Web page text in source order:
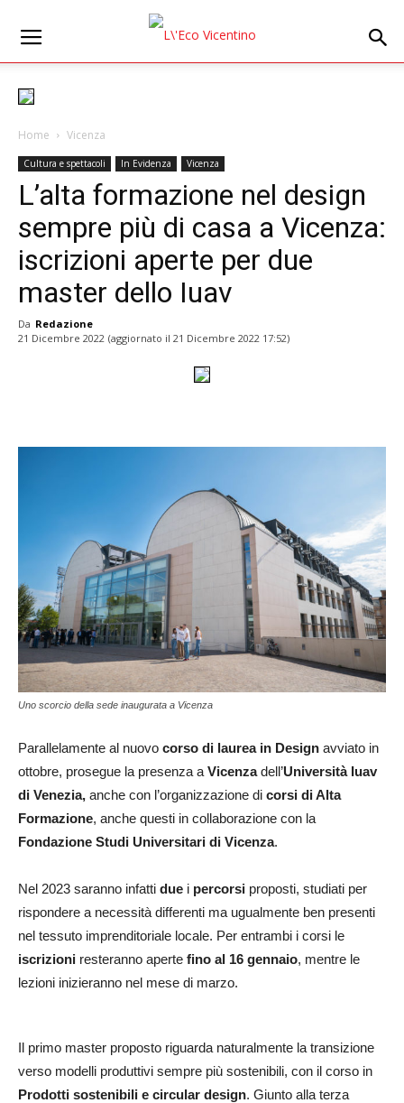
Home Vicenza
Cultura e spettacoli In Evidenza Vicenza
L’alta formazione nel design
sempre più di casa a Vicenza:
iscrizioni aperte per due
master dello Iuav
Da Redazione
21 Dicembre 2022 (aggiornato il 21 Dicembre 2022 17:52)
Uno scorcio della sede inaugurata a Vicenza
Parallelamente al nuovo corso di laurea in Design avviato in
ottobre, prosegue la presenza a Vicenzadell’Università Iuav
di Venezia, anche con l’organizzazione di corsi di Alta
Formazione, anche questi in collaborazione con la
Fondazione Studi Universitari di Vicenza.
Nel 2023 saranno infatti due i percorsi proposti, studiati per
rispondere a necessità differenti ma ugualmente ben presenti
nel tessuto imprenditoriale locale. Per entrambi i corsi le
iscrizioni resteranno aperte fino al 16 gennaio, mentre le
lezioni inizieranno nel mese di marzo.
Il primo master proposto riguarda naturalmente la transizione
verso modelli produttivi sempre più sostenibili, con il corso in
Prodotti sostenibili e circular design. Giunto alla terza